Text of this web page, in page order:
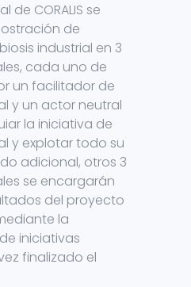
de CORALIS se
de
industrial en 3
cada uno de
un facilitador de
y un actor neutral
la iniciativa de
y explotar todo su
adicional, otros 3
se encargarán
del proyecto
la
iniciativas
finalizado el